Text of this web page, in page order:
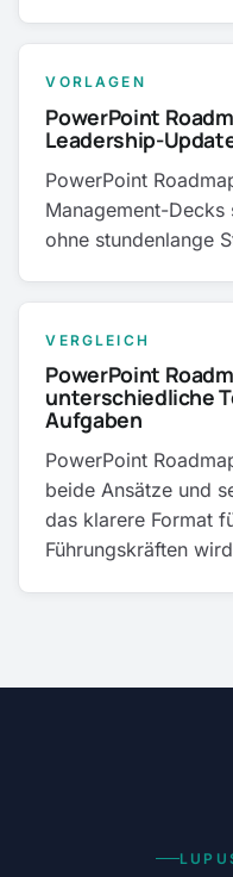
VORLAGEN
PowerPoint
Leadership-
PowerPoint
Management-
ohne stundenlange
VERGLEICH
PowerPoint
unterschiedliche
Aufgaben
PowerPoint
beide Ansätze und
das klarere Format
Führungskräften